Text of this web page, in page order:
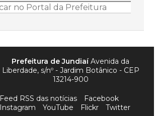
Prefeitura de JundiaíAvenida da
Liberdade, s/nº - Jardim Botânico - CEP
13214-900
Feed RSS das notícias
Facebook
Instagram
YouTube Flickr Twitter